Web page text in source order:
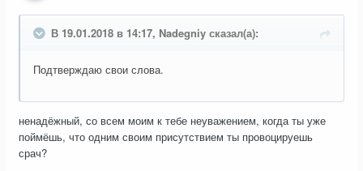
В 19.01.2018 в 14:17, Nadegniy сказал(а):
Подтверждаю свои слова.
ненадёжный, со всем моим к тебе неуважением, когда ты уже
поймёшь, что одним своим присутствием ты провоцируешь
срач?